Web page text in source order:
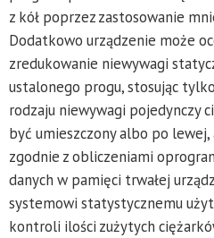
z kół poprzez zastosowanie
Dodatkowo urządzenie może
zredukowanie niewywagi
ustalonego progu, stosując
rodzaju niewywagi pojedynczy
być umieszczony albo po
zgodnie z obliczeniami
danych w pamięci trwałej
systemowi statystycznemu
kontroli ilości zużytych